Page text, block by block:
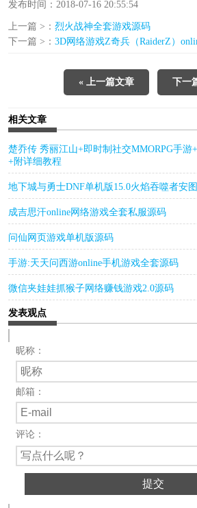
发布时间：2018-07-16 20:55:54
上一篇 >： 烈火战神全套游戏源码
下一篇 >： 3D网络游戏Z奇兵（RaiderZ）
« 上一篇文章 下一
相关文章
楚乔传 秀丽江山+即时制社交MMORPG手游
+附详细教程
地下城与勇士DNF单机版15.0火焰吞噬者安
成吉思汗online网络游戏全套私服源码
问仙网页游戏单机版源码
手游:天天问西游online手机游戏全套源码
微信夹娃娃抓猴子网络赚钱游戏2.0源码
发表观点
昵称：
邮箱：
评论：